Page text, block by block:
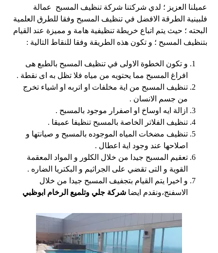
عميلنا العزيز ؛ لدي شركتنا شركة تنظيف المسبح عمالة
فلبينية الطرقة الافضل في تنظيف المسبح وفقا للطرق العلمية
البحته ؛ حيث يتم اتباع خريطة تنظيفية هامة و مميزة عند القيام
بتنظيف المسبح ؛ و تكون هذه الطريقة وفقا للنقاط التالية :
و تكون الخطوة الاولى في تنظيف المسبح بالطبع هى
افراغ المسبح مما يحتويه من مياه فلا تظل به اى نقطة .
تنظيف المسبح من اية مخلفات او اتربه او اشياء تخرج
من جسم الانسان .
ازالة ايه اوساخ او اصفرار موجود بالمسبح .
تنظيف الفلاتر الخاصة بالمسبح تنظيفا عميقا .
تنظيف مضخات المياه الموجوده بالمسبح و صيانتها و
اصلاحها عند وجود اية اعطال .
تعقيم المسبح جيدا من خلال الكلور و المواد المعقمة
القوية و التى تقضي على الجراثيم و البكتريا الضاره .
و اخيرا يتم القيام بتجفيف المسبح جيدا من خلال
الاسفنج،ونقدم ايضاشركة جلي وتلميع الرخام ابوظبي